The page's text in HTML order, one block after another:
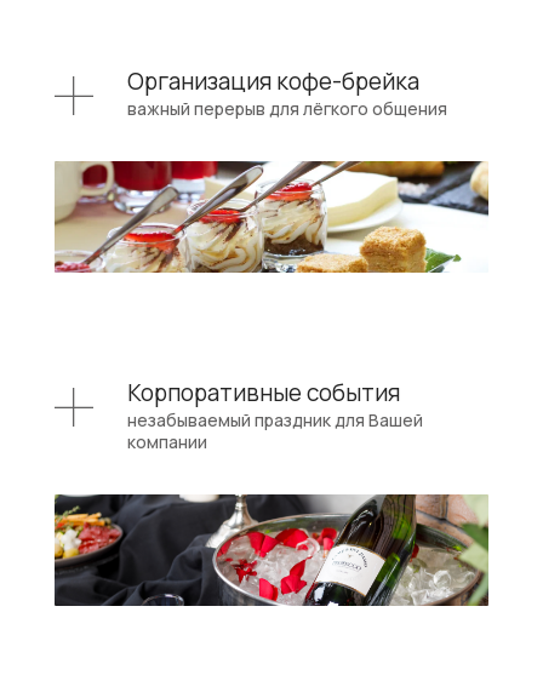
Организация кофе-брейка
важный перерыв для лёгкого общения
Корпоративные события
незабываемый праздник для Вашей
компании